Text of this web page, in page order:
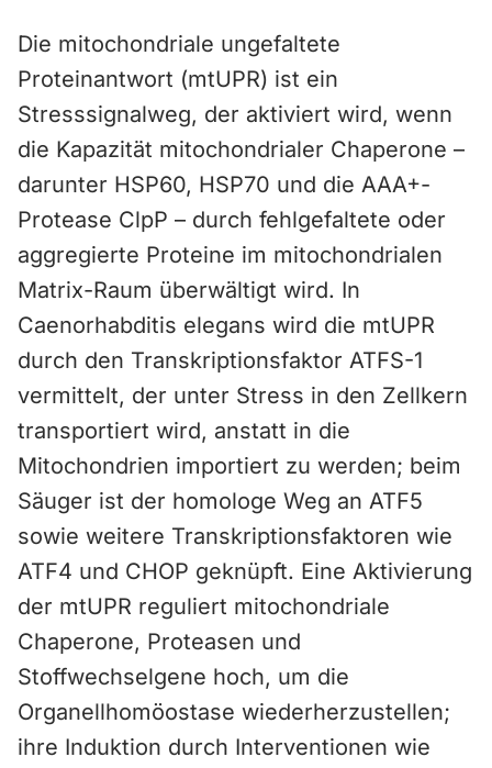
Die mitochondriale ungefaltete
Proteinantwort (mtUPR) ist ein
Stresssignalweg, der aktiviert wird, wenn
die Kapazität mitochondrialer Chaperone –
darunter HSP60, HSP70 und die AAA+-
Protease ClpP – durch fehlgefaltete oder
aggregierte Proteine im mitochondrialen
Matrix-Raum überwältigt wird. In
Caenorhabditis elegans wird die mtUPR
durch den Transkriptionsfaktor ATFS-1
vermittelt, der unter Stress in den Zellkern
transportiert wird, anstatt in die
Mitochondrien importiert zu werden; beim
Säuger ist der homologe Weg an ATF5
sowie weitere Transkriptionsfaktoren wie
ATF4 und CHOP geknüpft. Eine Aktivierung
der mtUPR reguliert mitochondriale
Chaperone, Proteasen und
Stoffwechselgene hoch, um die
Organellhomöostase wiederherzustellen;
ihre Induktion durch Interventionen wie